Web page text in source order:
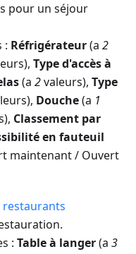
pour un séjour
: Réfrigérateur(a 2
Type d'accès à
(a 2valeurs), Type
Douche(a 1
Classement par
en fauteuil
maintenant / Ouvert
restaurants
: Table à langer(a 3